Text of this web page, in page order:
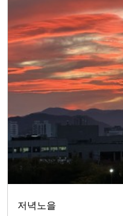
저녁노을